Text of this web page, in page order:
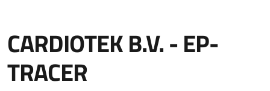
CARDIOTEK B.V. - EP-
TRACER